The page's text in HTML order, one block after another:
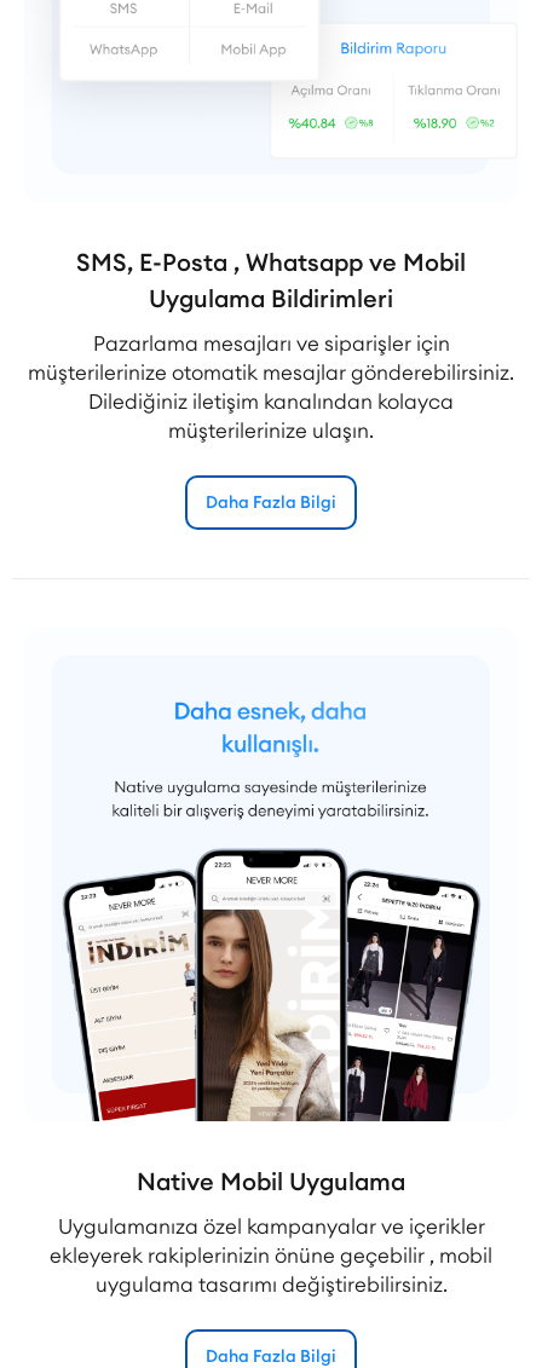
SMS, E-Posta , Whatsapp ve Mobil
Uygulama Bildirimleri
Pazarlama mesajları ve siparişler için
müşterilerinize otomatik mesajlar gönderebilirsiniz.
Dilediğiniz iletişim kanalından kolayca
müşterilerinize ulaşın.
Daha Fazla Bilgi
Native Mobil Uygulama
Uygulamanıza özel kampanyalar ve içerikler
ekleyerek rakiplerinizin önüne geçebilir , mobil
uygulama tasarımı değiştirebilirsiniz.
Daha Fazla Bilgi